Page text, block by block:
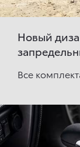
Новый
Все